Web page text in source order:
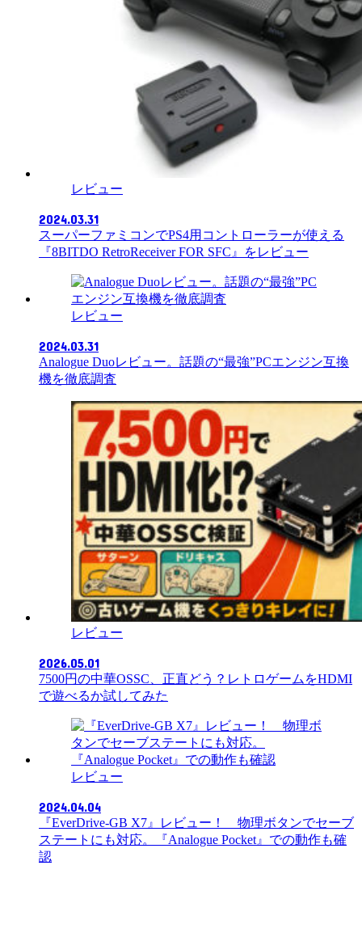
レビュー
2024.03.31
スーパーファミコンでPS4用コントローラーが使える
『8BITDO RetroReceiver FOR SFC』をレビュー
レビュー
2024.03.31
Analogue Duoレビュー。話題の“最強”PCエンジン互換
機を徹底調査
レビュー
2026.05.01
7500円の中華OSSC、正直どう？レトロゲームをHDMI
で遊べるか試してみた
レビュー
2024.04.04
『EverDrive-GB X7』レビュー！ 物理ボタンでセーブ
ステートにも対応。『Analogue Pocket』での動作も確
認